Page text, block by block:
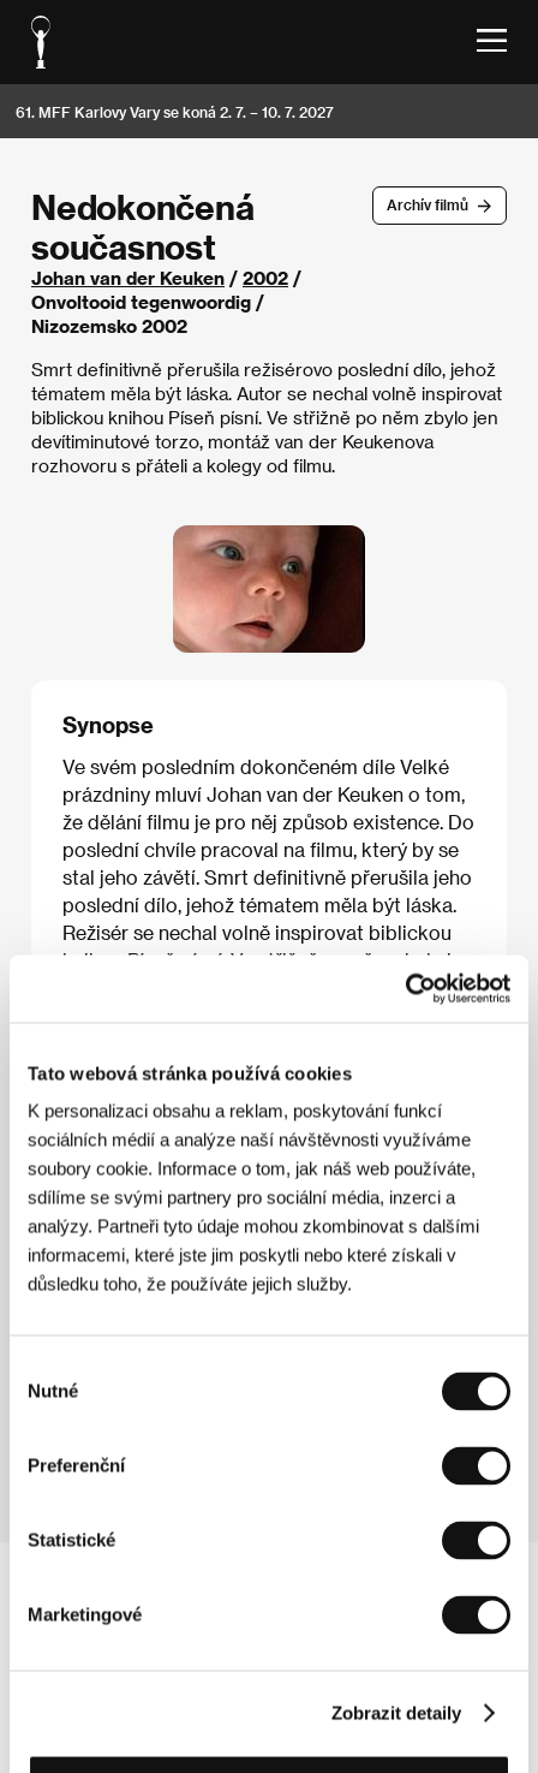
Tato webová stránka používá cookies
K personalizaci obsahu a reklam, poskytování funkcí
sociálních médií a analýze naší návštěvnosti využíváme
soubory cookie. Informace o tom, jak náš web používáte,
sdílíme se svými partnery pro sociální média, inzerci a
analýzy. Partneři tyto údaje mohou zkombinovat s dalšími
informacemi, které jste jim poskytli nebo které získali v
důsledku toho, že používáte jejich služby.
souhlasu
Nutné
Preferenční
Statistické
Marketingové
Zobrazit detaily
61. MFF Karlovy Vary se koná 2. 7. – 10. 7. 2027
Archív filmů
Nedokončená
současnost
Johan van der Keuken / 2002 /
Onvoltooid tegenwoordig /
Nizozemsko 2002
Smrt definitivně přerušila režisérovo poslední dílo, jehož
tématem měla být láska. Autor se nechal volně inspirovat
biblickou knihou Píseň písní. Ve střižně po něm zbylo jen
devítiminutové torzo, montáž van der Keukenova
rozhovoru s přáteli a kolegy od filmu.
Synopse
Ve svém posledním dokončeném díle Velké
prázdniny mluví Johan van der Keuken o tom,
že dělání filmu je pro něj způsob existence. Do
poslední chvíle pracoval na filmu, který by se
stal jeho závětí. Smrt definitivně přerušila jeho
poslední dílo, jehož tématem měla být láska.
Režisér se nechal volně inspirovat biblickou
knihou Píseň písní. Ve střižně po něm zbyla jen
část, montáž van der Keukenova rozhovoru s
montáže tváří, gest a slov, která se postupně
základě učinit představu, jakými tématy se
režisér v posledku zabýval. Johan van der
Keuken podle slov komentáře odešel za
slunečného lednového dne.
Johan van der